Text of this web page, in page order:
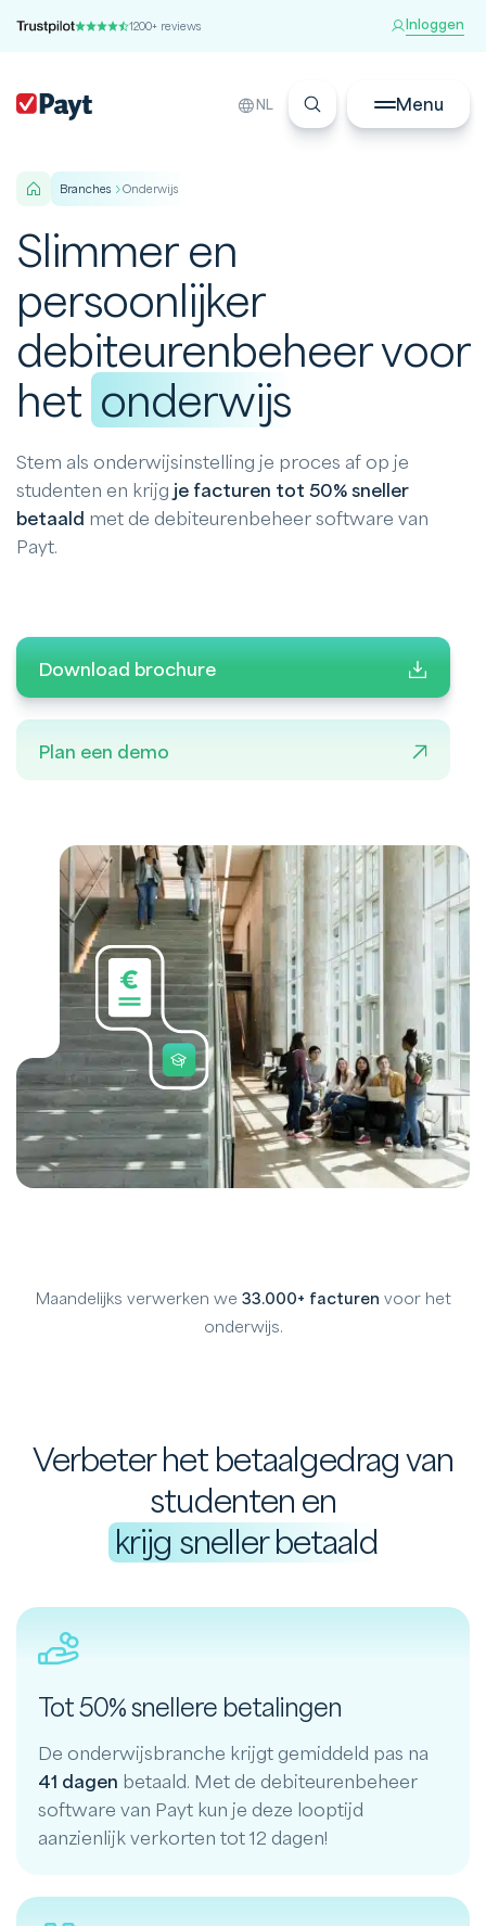
1200+ reviews Inloggen
NL Menu
branches Onderwijs
Slimmer en
persoonlijker
debiteurenbeheer voor
het onderwijs
Stem als onderwijsinstelling je proces af op je
studenten en krijg je facturen tot 50% sneller
betaald met de debiteurenbeheer software van
Payt.
Download brochure
Plan een demo
Maandelijks verwerken we 33.000+ facturen voor het
onderwijs.
Verbeter het betaalgedrag van
studenten en
krijg sneller betaald
Tot 50% snellere betalingen
De onderwijsbranche krijgt gemiddeld pas na
41 dagen betaald. Met de debiteurenbeheer
software van Payt kun je deze looptijd
aanzienlijk verkorten tot 12 dagen!